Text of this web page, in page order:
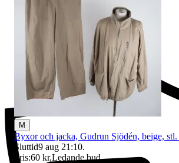
Ersättning om du inte får din vara
M
Byxor och jacka, Gudrun Sjödén, beige,
Sluttid9 aug 21:10.
Pris:60 kr,Ledande bud.